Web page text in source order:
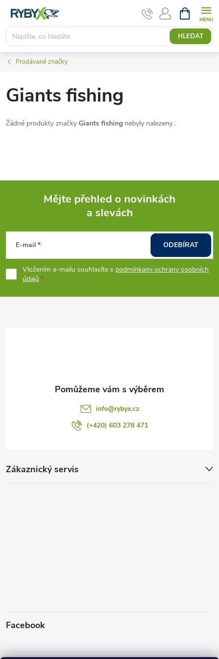
obsah
HLEDAT
NÁKUPNÍ
KOŠÍK
Prodávané značky
Giants fishing
Žádné produkty značky Giants fishing nebyly nalezeny...
p
a
Mějte přehled o novinkách
a slevách
E-mail
Vložením e-mailu souhlasíte s podmínkami ochrany osobních
údajů
ODEBÍRAT
Zákaznický servis
Facebook
info@rybyx.cz
(+420) 603 278 471